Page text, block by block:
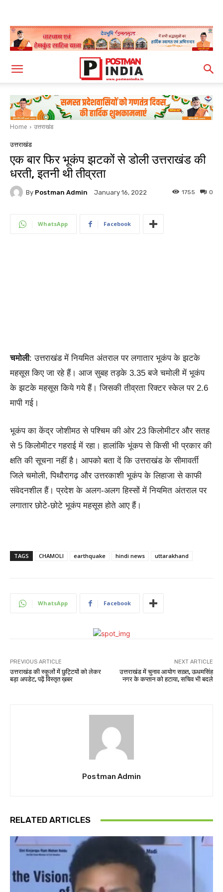
Home उत्तराखंड
उत्तराखंड
एक बार फिर भूकंप झटकों से डोली उत्तराखंड की
धरती, इतनी थी तीव्रता
By Postman Admin January 16, 2022 0
1755
WhatsApp Facebook
चमोली: उत्तराखंड में नियमित अंतराल पर लगातार भूकंप के झटके
महसूस किए जा रहे हैं। आज सुबह तड़के 3.35 बजे चमोली में भूकंप
के झटके महसूस किये गये हैं। जिसकी तीव्रता रिक्टर स्केल पर 2.6
मापी गई।
भूकंप का केंद्र जोशीमठ से पश्चिम की ओर 23 किलोमीटर और सतह
से 5 किलोमीटर गहराई में रहा। हालांकि भूंकप से किसी भी प्रकार की
क्षति की सूचना नहीं है। आपको बता दें कि उत्तराखंड के सीमावर्ती
जिले चमोली, पिथौरागढ़ और उत्तरकाशी भूकंप के लिहाजा से काफी
संवेदनशील हैं। प्रदेश के अलग-अलग हिस्सों में नियमित अंतराल पर
लगातार छोटे-छोटे भूकंप महसूस होते आए हैं।
TAGS CHAMOLI earthquake hindi news uttarakhand
WhatsApp Facebook
PREVIOUS ARTICLE
उत्तराखंड की स्कूलों में छुट्टियों को लेकर
बड़ा अपडेट, पढ़ें विस्तृत ख़बर
NEXT ARTICLE
उत्तराखंड में चुनाव आयोग सख़्त, ऊधमसिंह
नगर के कप्तान को हटाया, सचिव भी बदले
Postman Admin
RELATED ARTICLES